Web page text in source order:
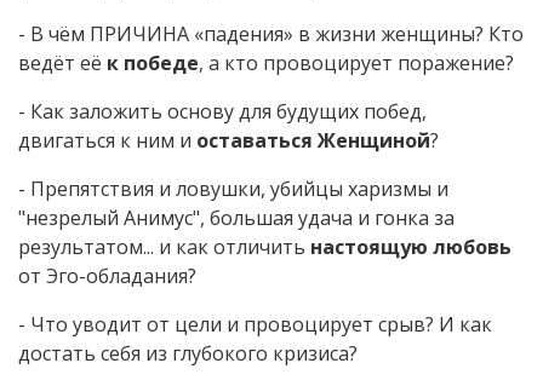
- В чём ПРИЧИНА «падения» в жизни женщины? Кто
ведёт её к победе, а кто провоцирует поражение?
- Как заложить основу для будущих побед,
двигаться к ним и оставаться Женщиной?
- Препятствия и ловушки, убийцы харизмы и
"незрелый Анимус", большая удача и гонка за
результатом... и как отличить настоящую любовь
от Эго-обладания?
- Что уводит от цели и провоцирует срыв? И как
достать себя из глубокого кризиса?